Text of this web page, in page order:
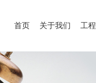
首页 关于我们 工